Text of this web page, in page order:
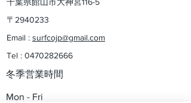
BOSOサーフィンミーティ
ング2026開催
​〒2940233​
Email : surfcojp@gmail.com
Tel : 0470282666
​冬季営業時間
Mon - Fri